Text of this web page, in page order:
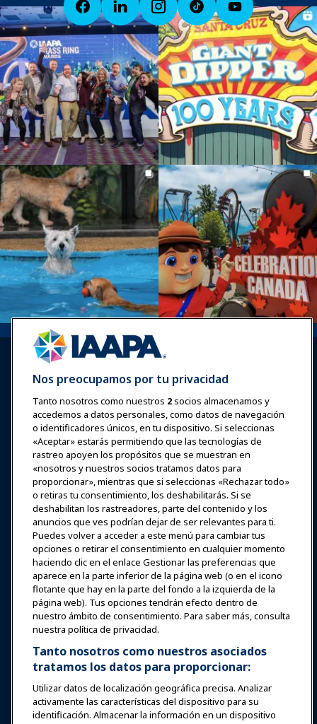
Iniciar sesión Únete ahora
Premios Carreras
Contacto
Expos y Eventos
Noticias y Funworld
Educación
Seguridad y protección
Defensa
Investigación y Reportes
Acerca de IAAPA
Nos preocupamos por tu privacidad
Tanto nosotros como nuestros 2socios almacenamos y
accedemos a datos personales, como datos de navegación
o identificadores únicos, en tu dispositivo. Si seleccionas
«Aceptar» estarás permitiendo que las tecnologías de
rastreo apoyen los propósitos que se muestran en
«nosotros y nuestros socios tratamos datos para
proporcionar», mientras que si seleccionas «Rechazar todo»
o retiras tu consentimiento, los deshabilitarás. Si se
deshabilitan los rastreadores, parte del contenido y los
anuncios que ves podrían dejar de ser relevantes para ti.
Puedes volver a acceder a este menú para cambiar tus
opciones o retirar el consentimiento en cualquier momento
haciendo clic en el enlace Gestionar las preferencias que
aparece en la parte inferior de la página web (o en el icono
flotante que hay en la parte del fondo a la izquierda de la
página web). Tus opciones tendrán efecto dentro de
nuestro ámbito de consentimiento. Para saber más, consulta
nuestra política de privacidad.
Tanto nosotros como nuestros asociados
tratamos los datos para proporcionar:
Utilizar datos de localización geográfica precisa. Analizar
activamente las características del dispositivo para su
identificación. Almacenar la información en un dispositivo